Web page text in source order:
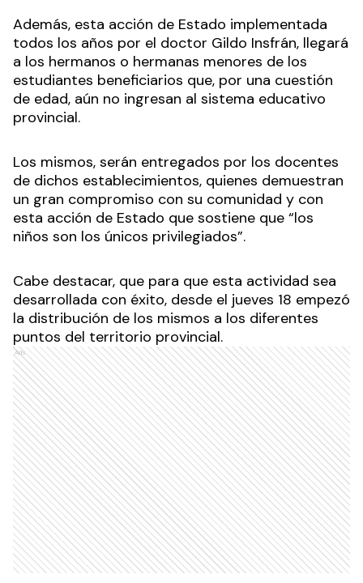
Además, esta acción de Estado implementada
todos los años por el doctor Gildo Insfrán, llegará
a los hermanos o hermanas menores de los
estudiantes beneficiarios que, por una cuestión
de edad, aún no ingresan al sistema educativo
provincial.
Los mismos, serán entregados por los docentes
de dichos establecimientos, quienes demuestran
un gran compromiso con su comunidad y con
esta acción de Estado que sostiene que “los
niños son los únicos privilegiados”.
Cabe destacar, que para que esta actividad sea
desarrollada con éxito, desde el jueves 18 empezó
la distribución de los mismos a los diferentes
puntos del territorio provincial.
Ads